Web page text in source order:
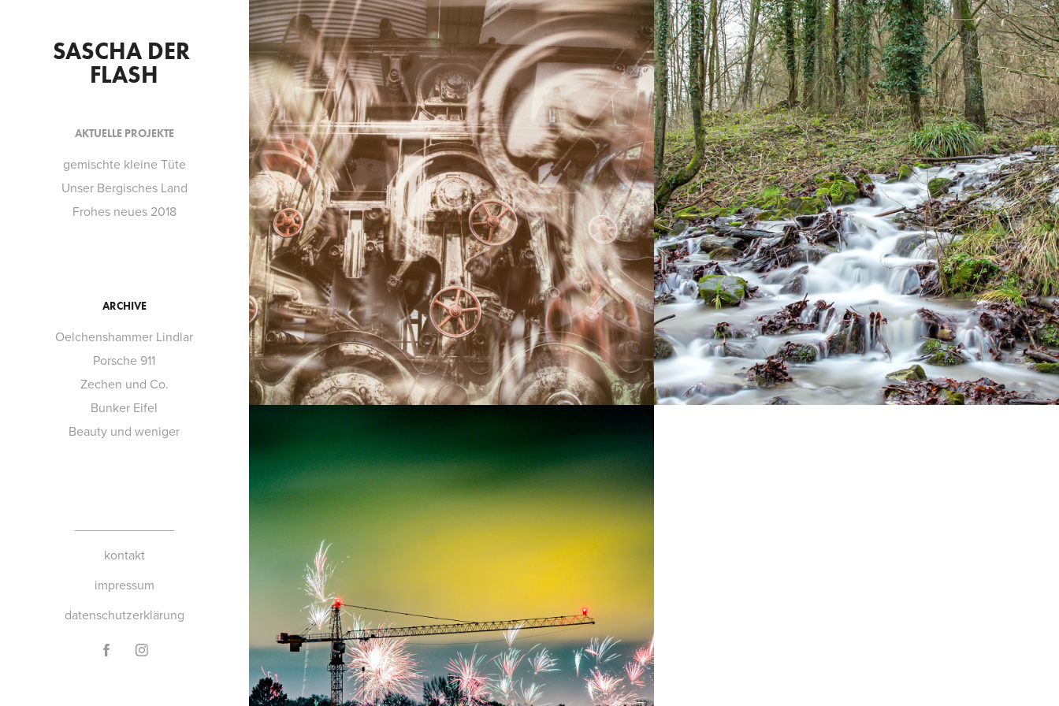
SASCHA DER
FLASH
AKTUELLE PROJEKTE
gemischte kleine Tüte
Unser Bergisches Land
Frohes neues 2018
ARCHIVE
Oelchenshammer Lindlar
Porsche 911
Zechen und Co.
Bunker Eifel
Beauty und weniger
kontakt
impressum
datenschutzerklärung
2018
GEMISCHTE
KLEINE TÜTE
2018
UNSER
BERGISCHES
LAND
2018
FROHES NEUES
2018